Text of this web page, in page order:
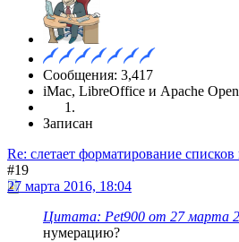
Сообщения: 3,417
iMac, LibreOffice и Apache
Записан
Re: слетает форматирование
#19
27 марта 2016, 18:04
Цитата: Pet900 от 27 марта
нумерацию?